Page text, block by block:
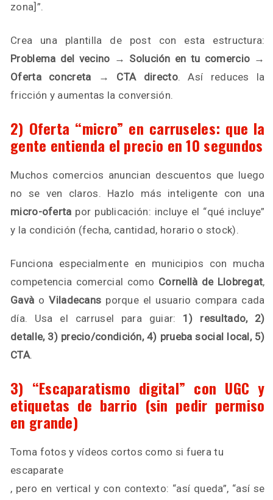
zona]”.
Crea una plantilla de post con esta estructura:
Problema del vecino → Solución en tu comercio →
Oferta concreta → CTA directo. Así reduces la
fricción y aumentas la conversión.
2) Oferta “micro” en carruseles: que la
gente entienda el precio en 10 segundos
Muchos comercios anuncian descuentos que luego
no se ven claros. Hazlo más inteligente con una
micro-oferta por publicación: incluye el “qué incluye”
y la condición (fecha, cantidad, horario o stock).
Funciona especialmente en municipios con mucha
competencia comercial como Cornellà de Llobregat,
Gavà oViladecans porque el usuario compara cada
día. Usa el carrusel para guiar: 1) resultado, 2)
detalle, 3) precio/condición, 4) prueba social local, 5)
CTA.
3) “Escaparatismo digital” con UGC y
etiquetas de barrio (sin pedir permiso
en grande)
Toma fotos y vídeos cortos como si fuera tu
escaparate
, pero en vertical y con contexto: “así queda”, “así se